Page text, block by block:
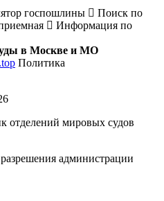
госпошлины
Поиск по
Информация по
в Москве и МО
Политика
отделений мировых судов
администрации